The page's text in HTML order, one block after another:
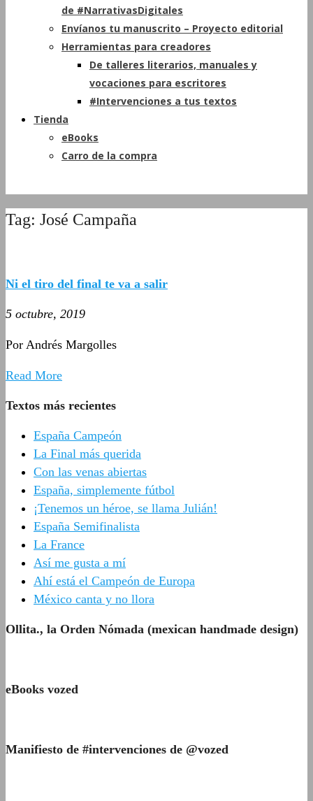
de #NarrativasDigitales
Envíanos tu manuscrito – Proyecto editorial
Herramientas para creadores
De talleres literarios, manuales y
vocaciones para escritores
#Intervenciones a tus textos
Tienda
eBooks
Carro de la compra
Tag: José Campaña
Ni el tiro del final te va a salir
5 octubre, 2019
Por Andrés Margolles
Read More
Textos más recientes
España Campeón
La Final más querida
Con las venas abiertas
España, simplemente fútbol
¡Tenemos un héroe, se llama Julián!
España Semifinalista
La France
Así me gusta a mí
Ahí está el Campeón de Europa
México canta y no llora
Ollita., la Orden Nómada (mexican handmade design)
eBooks vozed
Manifiesto de #intervenciones de @vozed